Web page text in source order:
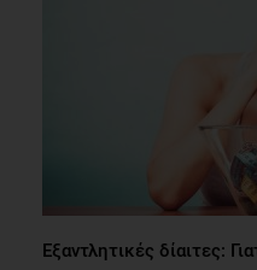
Εξαντλητικές δίαιτες: